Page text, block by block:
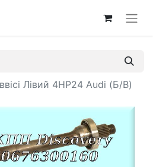
Лівий 4HP24 Audi (Б/В)